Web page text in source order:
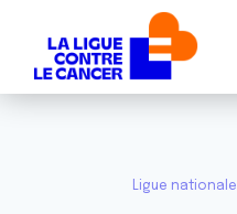
Ligue nationale